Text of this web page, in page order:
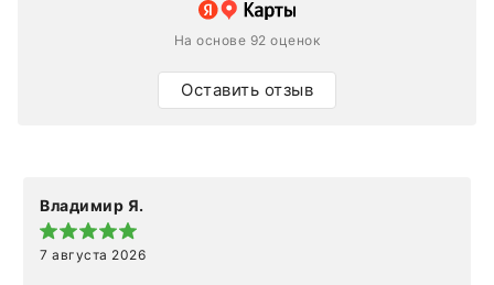
На основе 92 оценок
Оставить отзыв
Владимир Я.
7 августа 2026